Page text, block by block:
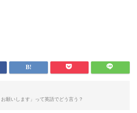
お願いします」って英語でどう言う？